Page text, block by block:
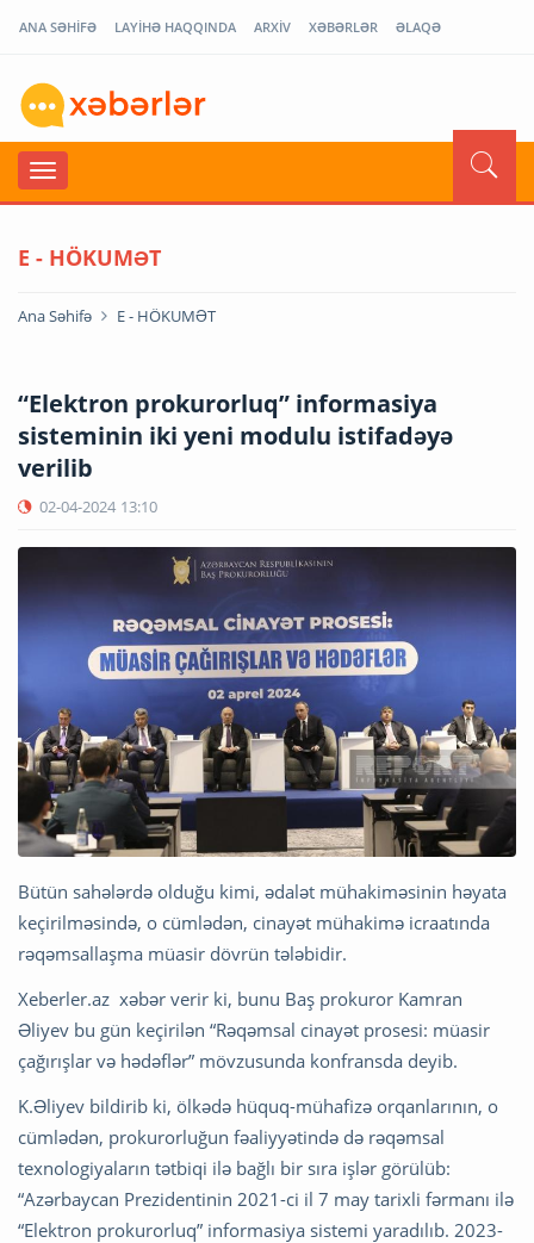
ANA SƏHİFƏ LAYİHƏ HAQQINDA ARXİV XƏBƏRLƏR ƏLAQƏ
E - HÖKUMƏT
Ana Səhifə E - HÖKUMƏT
“Elektron prokurorluq” informasiya
sisteminin iki yeni modulu istifadəyə
verilib
02-04-2024 13:10
Bütün sahələrdə olduğu kimi, ədalət mühakiməsinin həyata
keçirilməsində, o cümlədən, cinayət mühakimə icraatında
rəqəmsallaşma müasir dövrün tələbidir.
Xeberler.az xəbər verir ki, bunu Baş prokuror Kamran
Əliyev bu gün keçirilən “Rəqəmsal cinayət prosesi: müasir
çağırışlar və hədəflər” mövzusunda konfransda deyib.
K.Əliyev bildirib ki, ölkədə hüquq-mühafizə orqanlarının, o
cümlədən, prokurorluğun fəaliyyətində də rəqəmsal
texnologiyaların tətbiqi ilə bağlı bir sıra işlər görülüb:
“Azərbaycan Prezidentinin 2021-ci il 7 may tarixli fərmanı ilə
“Elektron prokurorluq” informasiya sistemi yaradılıb. 2023-